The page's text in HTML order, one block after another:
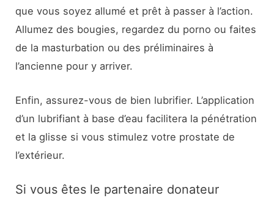
que vous soyez allumé et prêt à passer à l’action.
Allumez des bougies, regardez du porno ou faites
de la masturbation ou des préliminaires à
l’ancienne pour y arriver.
Enfin, assurez-vous de bien lubrifier. L’application
d’un lubrifiant à base d’eau facilitera la pénétration
et la glisse si vous stimulez votre prostate de
l’extérieur.
Si vous êtes le partenaire donateur